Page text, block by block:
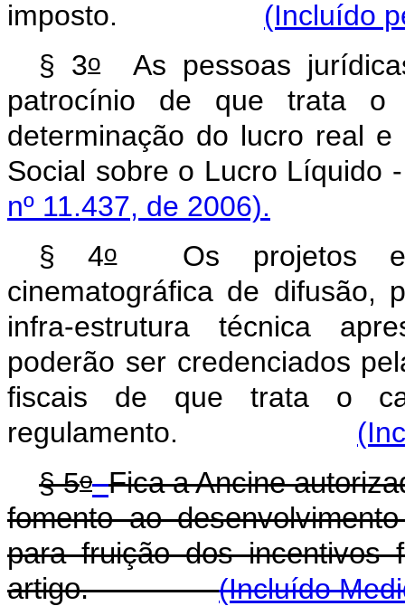
imposto. (Incluído
§ 3oAs pessoas
patrocínio de que trata
determinação do lucro real
Social sobre o Lucro
nº 11.437, de 2006).
§ 4oOs projetos
cinematográfica de difusão,
infra-estrutura técnica
poderão ser credenciados
fiscais de que trata o
regulamento.
§ 5o Fica a Ancine
fomento ao
para fruição dos
artigo.
(Incluído